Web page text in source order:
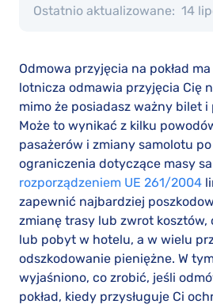
Ostatnio aktualizowane: 14
Odmowa przyjęcia na pokład
lotnicza odmawia przyjęcia Cię
mimo że posiadasz ważny bilet i
Może to wynikać z kilku
pasażerów i zmiany samolotu
ograniczenia dotyczące masy
rozporządzeniem UE 261/2004
zapewnić najbardziej
zmianę trasy lub zwrot kosztów,
lub pobyt w hotelu, a w wielu
odszkodowanie pieniężne. W
wyjaśniono, co zrobić, jeśli
pokład, kiedy przysługuje Ci